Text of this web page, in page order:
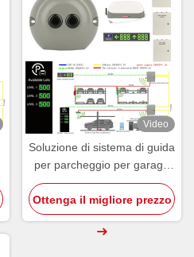
Video
Soluzione di sistema di guida
per parcheggio per garage
verticali IP65
Ottenga il migliore prezzo